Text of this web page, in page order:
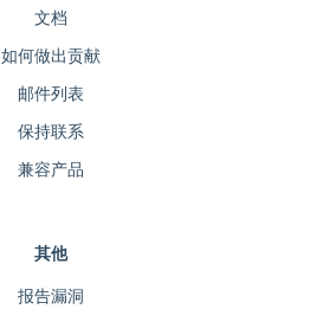
文档
如何做出贡献
邮件列表
保持联系
兼容产品
其他
报告漏洞